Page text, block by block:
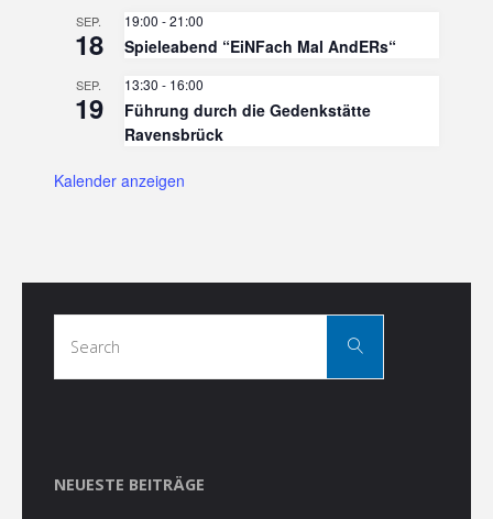
SEP.
18
19:00 -21:00
Spieleabend “EiNFach Mal AndERs“
SEP.
19
13:30 - 16:00
Führung durch die Gedenkstätte
Ravensbrück
Kalender anzeigen
Search
NEUESTE BEITRÄGE